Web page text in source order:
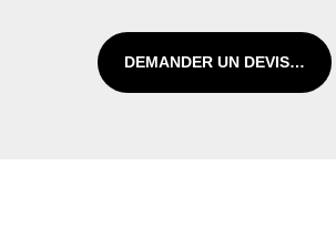
DEMANDER UN DEVIS…